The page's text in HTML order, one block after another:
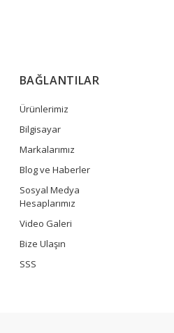
BAĞLANTILAR
Ürünlerimiz
Bilgisayar
Markalarımız
Blog ve Haberler
Sosyal Medya
Hesaplarımız
Video Galeri
Bize Ulaşın
SSS